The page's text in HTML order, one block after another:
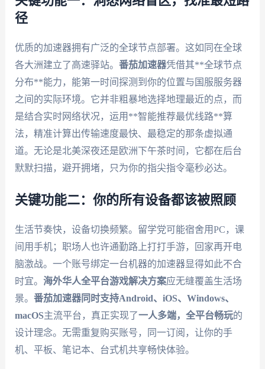
径
优质的加速器拥有广泛的全球节点部署。这如同在全球
各大洲建立了高速驿站。 番茄加速器凭借其**全球节点
分布**能力，能第一时间探测到你的位置与国服服务器
之间的实际环境。它并非粗暴地选择地理最近的点，而
是结合实时网络状况，运用**智能推荐最优线路**算
法，精准计算出传输速度最快、最稳定的那条虚拟通
道。无论是北美深夜还是欧洲下午茶时间，它都在后台
默默扫描，避开拥堵，只为你的指尖指令毫秒必达。
关键功能二：你的所有设备都该被照顾
生活节奏快，设备切换频繁。留学党可能宿舍用PC，课
间用手机；职场人也许通勤路上打打手游，回家再开电
脑激战。一个账号绑定一台机器的加速器显得如此不合
时宜。 海外华人全平台游戏解决方案应无缝覆盖生活场
景。 番茄加速器同时支持Android、iOS、Windows、
macOS主流平台，真正实现了一人多端，全平台畅玩的
设计理念。无需重复购买账号，同一订阅，让你的手
机、平板、笔记本、台式机共享畅快体验。